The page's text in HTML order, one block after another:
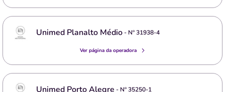
Unimed Planalto Médio- Nº31938-4
Ver página da operadora
Unimed Porto Alegre - Nº35250-1